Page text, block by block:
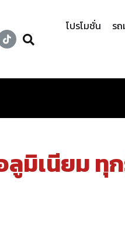
โปรโมชั่น ร
ลูมิเนียม ทุ